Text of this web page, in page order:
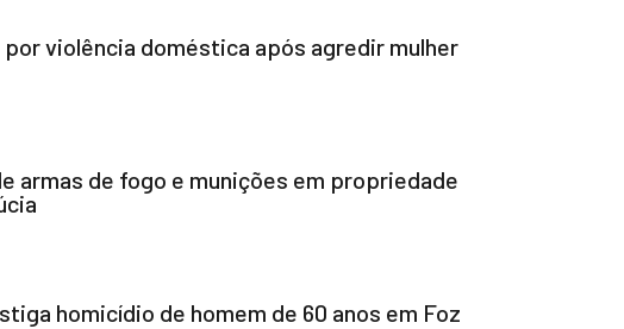
violência doméstica após agredir mulher
armas de fogo e munições em propriedade
homicídio de homem de 60 anos em Foz